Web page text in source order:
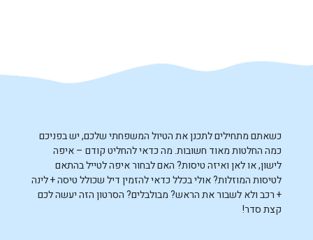
כשאתם מתחילים לתכנן את הטיול המשפחתי שלכם, יש בפניכם
כמה החלטות מאוד חשובות. מה כדאי להחליט קודם – איפה
לישון, או לאן ואיזה טיסות? האם לבחור איפה לטייל בהתאם
לטיסות המוזלות? אולי בכלל כדאי להזמין דיל שכולל טיסה + לינה
+ רכב ולא לשבור את הראש? מבולבלים? הסרטון הזה יעשה לכם
קצת סדר!